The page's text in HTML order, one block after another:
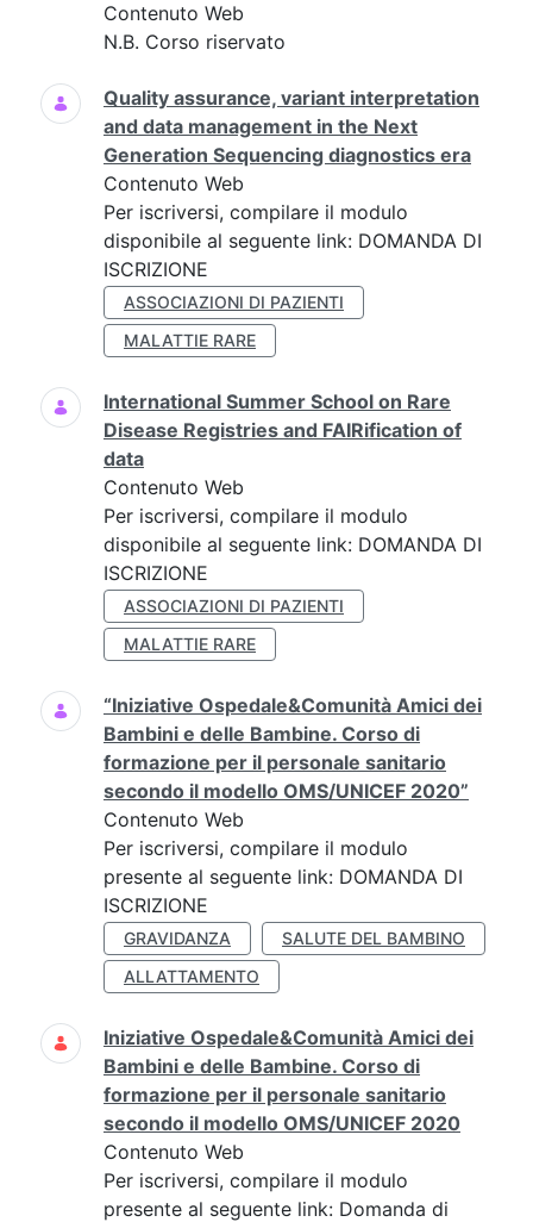
Contenuto Web
N.B. Corso riservato
Quality assurance, variant interpretation
and data management in the Next
Generation Sequencing diagnostics era
Contenuto Web
Per iscriversi, compilare il modulo
disponibile al seguente link: DOMANDA DI
ISCRIZIONE
ASSOCIAZIONI DI PAZIENTI
MALATTIE RARE
International Summer School on Rare
Disease Registries and FAIRification of
data
Contenuto Web
Per iscriversi, compilare il modulo
disponibile al seguente link: DOMANDA DI
ISCRIZIONE
ASSOCIAZIONI DI PAZIENTI
MALATTIE RARE
“Iniziative Ospedale&Comunità Amici dei
Bambini e delle Bambine. Corso di
formazione per il personale sanitario
secondo il modello OMS/UNICEF 2020”
Contenuto Web
Per iscriversi, compilare il modulo
presente al seguente link: DOMANDA DI
ISCRIZIONE
GRAVIDANZA
SALUTE DEL BAMBINO
ALLATTAMENTO
Iniziative Ospedale&Comunità Amici dei
Bambini e delle Bambine. Corso di
formazione per il personale sanitario
secondo il modello OMS/UNICEF 2020
Contenuto Web
Per iscriversi, compilare il modulo
presente al seguente link: Domanda di